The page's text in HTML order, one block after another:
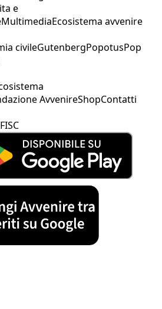
e
MultimediaEcosistema avvenire
civileGutenbergPopotusPop
AvvenireShopContatti
FISC